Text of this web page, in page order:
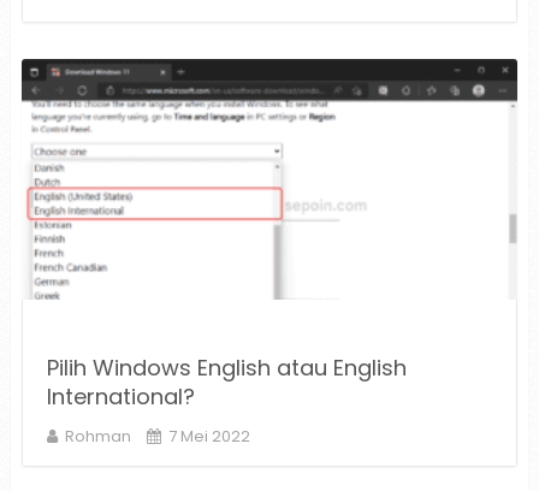
Pilih Windows English atau English
International?
Rohman 7 Mei 2022